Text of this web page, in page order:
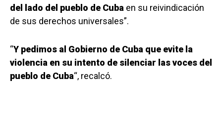
del lado del pueblo de Cuba en su reivindicación
de sus derechos universales”.
“Y pedimos al Gobierno de Cuba que evite la
violencia en su intento de silenciar las voces del
pueblo de Cuba“, recalcó.